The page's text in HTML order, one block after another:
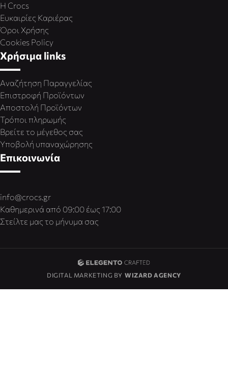
Η Crocs
Ευκαιρίες Καριέρας
Όροι Χρήσης
Cookies Policy
Χρήσιμα links
Αναζήτηση Παραγγελίας
Επιστροφή Προϊόντων
Αποστολή Προϊόντων
Τρόποι πληρωμής
Βρείτε το μέγεθος σας
Υποβολή υπαναχώρησης
Επικοινωνία
info@crocs.gr
Καθημερινά από 09:00 έως 17:00
Στείλτε μας το μήνυμα σας
DIGITAL MARKETING BY WIZARD AGENCY